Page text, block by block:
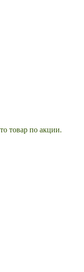
товар по акции.